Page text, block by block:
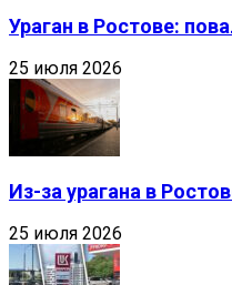
Ураган в Ростове:
25 июля 2026
Из-за урагана в
25 июля 2026